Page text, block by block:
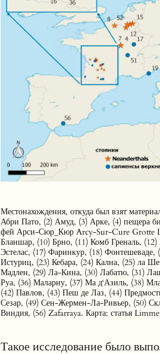
Местонахождения, откуда был взят
Абри Пато, (2) Амуд, (3) Арке, (4) пещера
фей Арси-Сюр_Кюр Arcy-Sur-Cure Grotte
Бланшар, (10) Брно, (11) Комб Греналь,
Эстелас, (17) Фаринкур, (18) Фонтешеваде,
Истуриц, (23) Кебара, (24) Кална, (25) ла
Мадлен, (29) Ла-Кина, (30) Лабатю, (31)
Руа, (36) Маларну, (37) Ма д‘Азиль, (38)
(42) Павлов, (43) Пеш де Лаз, (44)
Сезар, (49) Сен-Жермен-Ла-Ривьер, (50)
Виндия, (56) Zafarraya. Карта: статья
Такое исследование было